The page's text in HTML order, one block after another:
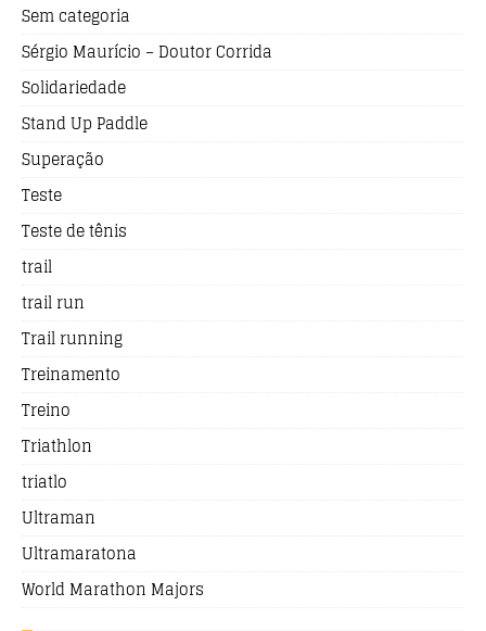
Sem categoria
Sérgio Maurício – Doutor Corrida
Solidariedade
Stand Up Paddle
Superação
Teste
Teste de tênis
trail
trail run
Trail running
Treinamento
Treino
Triathlon
triatlo
Ultraman
Ultramaratona
World Marathon Majors